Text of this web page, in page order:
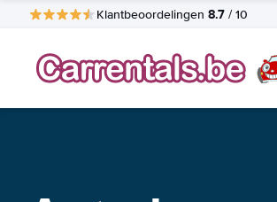
Klantbeoordelingen 8.7 / 10